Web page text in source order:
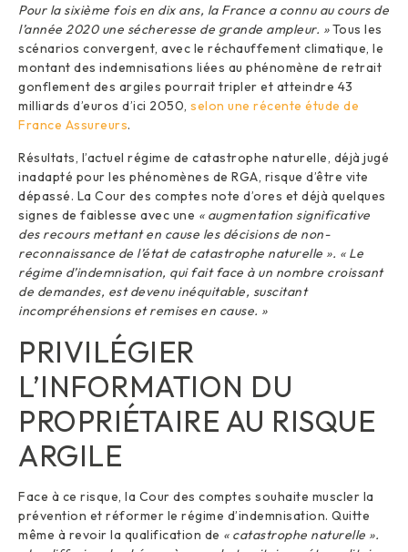
Pour la sixième fois en dix ans, la France a connu au cours de
l’année 2020 une sécheresse de grande ampleur. »Tous les
scénarios convergent, avec le réchauffement climatique, le
montant des indemnisations liées au phénomène de retrait
gonflement des argiles pourrait tripler et atteindre 43
milliards d’euros d’ici 2050, selon une récente étude de
France Assureurs.
Résultats, l’actuel régime de catastrophe naturelle, déjà jugé
inadapté pour les phénomènes de RGA, risque d’être vite
dépassé. La Cour des comptes note d’ores et déjà quelques
signes de faiblesse avec une « augmentation significative
des recours mettant en cause les décisions de non-
reconnaissance de l’état de catastrophe naturelle ». « Le
régime d’indemnisation, qui fait face à un nombre croissant
de demandes, est devenu inéquitable, suscitant
incompréhensions et remises en cause. »
PRIVILÉGIER
L’INFORMATION DU
PROPRIÉTAIRE AU RISQUE
ARGILE
Face à ce risque, la Cour des comptes souhaite muscler la
prévention et réformer le régime d’indemnisation. Quitte
même à revoir la qualification de « catastrophe naturelle ».